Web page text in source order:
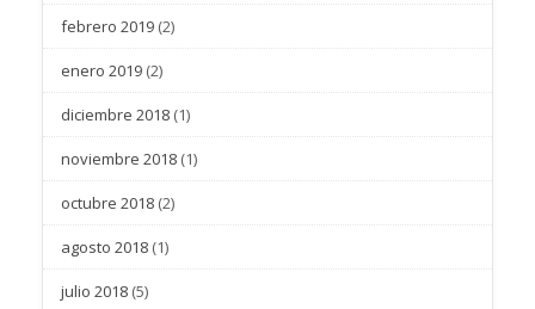
febrero 2019 (2)
enero 2019 (2)
diciembre 2018 (1)
noviembre 2018 (1)
octubre 2018 (2)
agosto 2018 (1)
julio 2018 (5)